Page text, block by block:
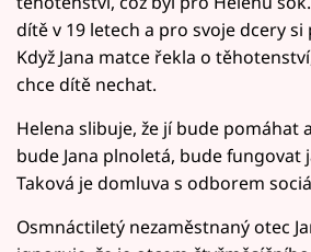
dítě v 19 letech a pro svoje dcery si
Když Jana matce řekla o
chce dítě nechat.
Helena slibuje, že jí bude pomáhat
bude Jana plnoletá, bude fungovat
Taková je domluva s odborem
Osmnáctiletý nezaměstnaný otec